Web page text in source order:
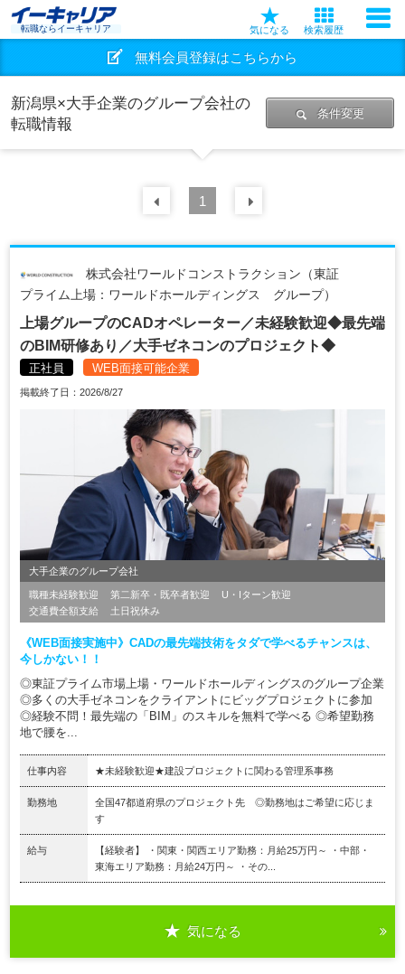
転職ならイーキャリア 気になる 検索履歴
無料会員登録はこちらから
新潟県×大手企業のグループ会社の
転職情報
条件変更
前の 件
1
株式会社ワールドコンストラクション（東証
プライム上場：ワールドホールディングス グループ）
上場グループのCADオペレーター／未経験歓迎◆最先端
のBIM研修あり／大手ゼネコンのプロジェクト◆
正社員 WEB面接可能企業
掲載終了日：2026/8/27
大手企業のグループ会社
職種未経験歓迎 第二新卒・既卒者歓迎
U・Iターン歓迎
交通費全額支給
土日祝休み
《WEB面接実施中》CADの最先端技術をタダで学べるチャンスは、
今しかない！！
◎東証プライム市場上場・ワールドホールディングスのグループ企業
◎多くの大手ゼネコンをクライアントにビッグプロジェクトに参加
◎経験不問！最先端の「BIM」のスキルを無料で学べる ◎希望勤務
地で腰を...
仕事内容 ★未経験歓迎★建設プロジェクトに関わる管理系事務
勤務地
全国47都道府県のプロジェクト先 ◎勤務地はご希望に応じま
す
給与
【経験者】 ・関東・関西エリア勤務：月給25万円～ ・中部・
東海エリア勤務：月給24万円～ ・その...
気になる